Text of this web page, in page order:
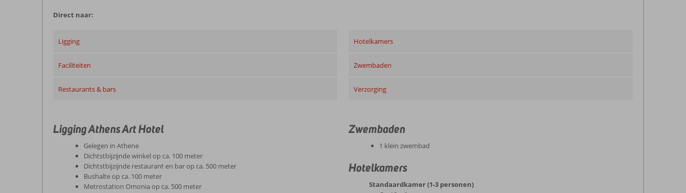
Direct naar:
Ligging
Faciliteiten
Restaurants & bars
Hotelkamers
Zwembaden
Verzorging
Ligging Athens Art Hotel
Gelegen in Athene
Dichtstbijzijnde winkel op ca. 100 meter
Dichtstbijzijnde restaurant en bar op ca. 500 meter
Bushalte op ca. 100 meter
Metrostation Omonia op ca. 500 meter
Zwembaden
1 klein zwembad
Hotelkamers
Standaardkamer (1-3 personen)